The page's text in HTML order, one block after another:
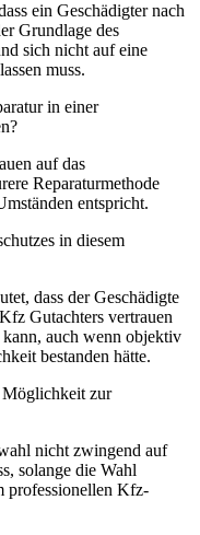
ein Geschädigter nach
Grundlage des
sich nicht auf eine
muss.
in einer
auf das
Reparaturmethode
entspricht.
in diesem
dass der Geschädigte
Gutachters vertrauen
auch wenn objektiv
bestanden hätte.
Möglichkeit zur
nicht zwingend auf
solange die Wahl
professionellen Kfz-